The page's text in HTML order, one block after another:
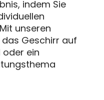
indem Sie
unseren
Geschirr auf
oder ein